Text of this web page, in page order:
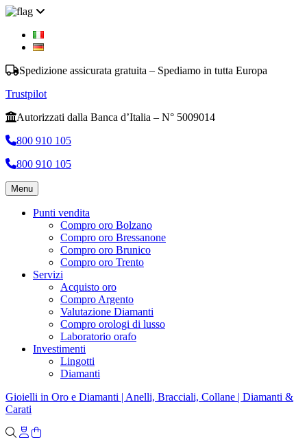
Spedizione assicurata gratuita – Spediamo in tutta Europa
Trustpilot
Autorizzati dalla Banca d’Italia – N° 5009014
800 910 105
800 910 105
Menu
Punti vendita
Compro oro Bolzano
Compro oro Bressanone
Compro oro Brunico
Compro oro Trento
Servizi
Acquisto oro
Compro Argento
Valutazione Diamanti
Compro orologi di lusso
Laboratorio orafo
Investimenti
Lingotti
Diamanti
Gioielli in Oro e Diamanti | Anelli, Bracciali, Collane | Diamanti &
Carati